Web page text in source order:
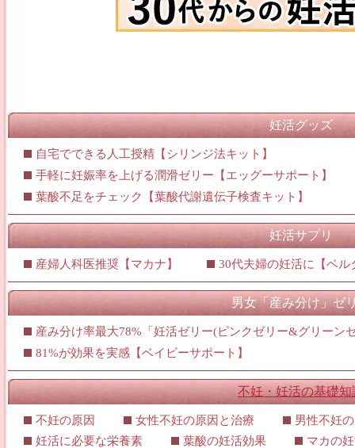
妊活グッズ
自宅でできる人工授精【シリンジ法キット】
手軽に妊娠率を上げる潤滑ゼリー【エッグーサポート】
葉酸不足をチェック【葉酸代謝遺伝子検査キット】
妊活サプリ
産婦人科医推奨【マカナ】 30代夫婦の妊活に【ベル
男女「産み分け」ゼ
産み分け率最大78%「妊活ゼリー(ピンクゼリー&グリーン
81%が効果を実感【ベイビーサポート】
不妊・妊活の基礎知
不妊の原因 女性不妊の原因と治療
男性不妊
妊活に必要な栄養素
葉酸の妊活効果
マカの